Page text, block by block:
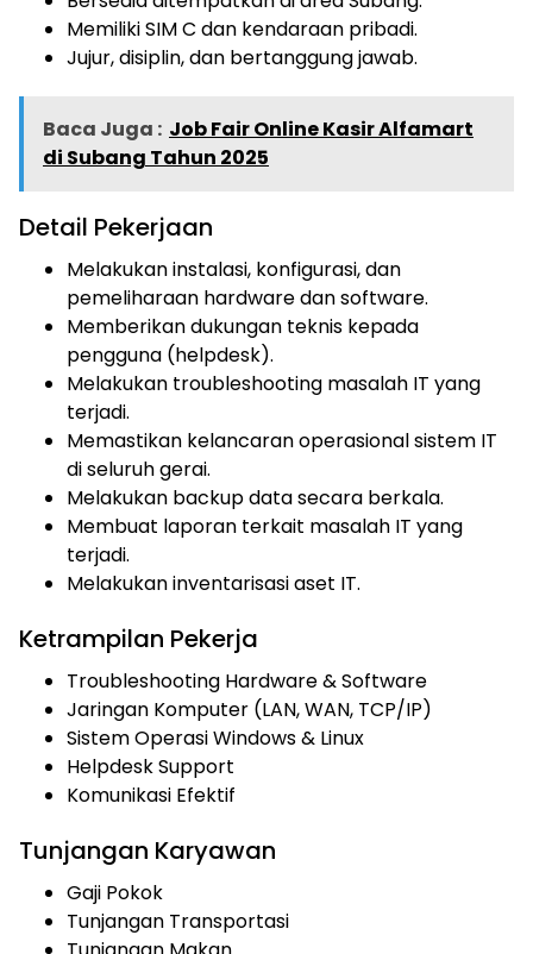
Memiliki SIM C dan kendaraan pribadi.
Jujur, disiplin, dan bertanggung jawab.
Baca Juga : Job Fair Online Kasir Alfamart
di Subang Tahun 2025
Detail Pekerjaan
Melakukan instalasi, konfigurasi, dan
pemeliharaan hardware dan software.
Memberikan dukungan teknis kepada
pengguna (helpdesk).
Melakukan troubleshooting masalah IT yang
terjadi.
Memastikan kelancaran operasional sistem IT
di seluruh gerai.
Melakukan backup data secara berkala.
Membuat laporan terkait masalah IT yang
terjadi.
Melakukan inventarisasi aset IT.
Ketrampilan Pekerja
Troubleshooting Hardware & Software
Jaringan Komputer (LAN, WAN, TCP/IP)
Sistem Operasi Windows & Linux
Helpdesk Support
Komunikasi Efektif
Tunjangan Karyawan
Gaji Pokok
Tunjangan Transportasi